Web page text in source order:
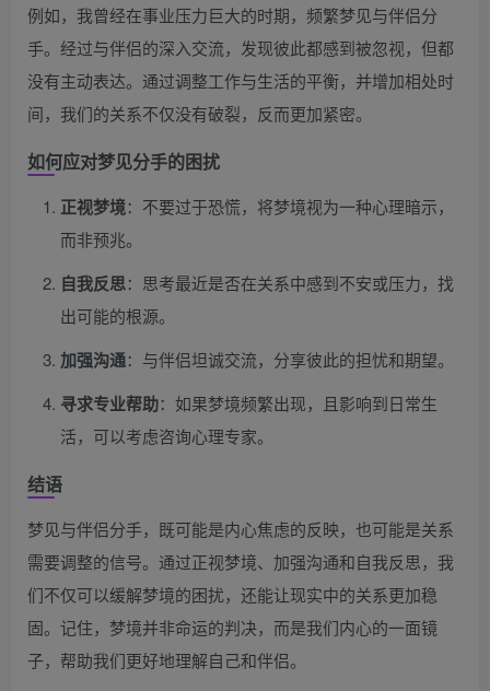
例如，我曾经在事业压力巨大的时期，频繁梦见与伴侣分
手。经过与伴侣的深入交流，发现彼此都感到被忽视，但都
没有主动表达。通过调整工作与生活的平衡，并增加相处时
间，我们的关系不仅没有破裂，反而更加紧密。
如何应对梦见分手的困扰
正视梦境：不要过于恐慌，将梦境视为一种心理暗示，
而非预兆。
自我反思：思考最近是否在关系中感到不安或压力，找
出可能的根源。
加强沟通：与伴侣坦诚交流，分享彼此的担忧和期望。
寻求专业帮助：如果梦境频繁出现，且影响到日常生
活，可以考虑咨询心理专家。
结语
梦见与伴侣分手，既可能是内心焦虑的反映，也可能是关系
需要调整的信号。通过正视梦境、加强沟通和自我反思，我
们不仅可以缓解梦境的困扰，还能让现实中的关系更加稳
固。记住，梦境并非命运的判决，而是我们内心的一面镜
子，帮助我们更好地理解自己和伴侣。